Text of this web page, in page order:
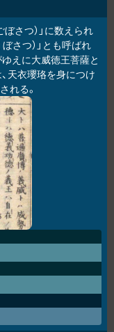
ぼさつ）」に数えられ
さつ）」とも呼ばれ
えに大威徳王菩薩と
天衣瓔珞を身につけ
れる。